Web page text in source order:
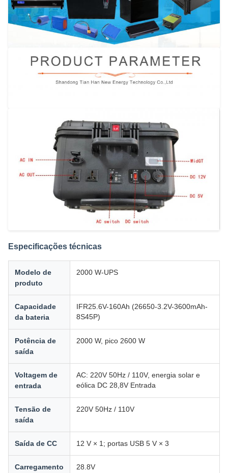
Especificações técnicas
Modelo de
produto
2000 W-UPS
Capacidade
da bateria
IFR25.6V-160Ah (26650-3.2V-3600mAh-
8S45P)
Potência de
saída
2000 W, pico 2600 W
Voltagem de
entrada
AC: 220V 50Hz / 110V, energia solar e
eólica DC 28,8V Entrada
Tensão de
saída
220V 50Hz / 110V
Saída de CC 12 V × 1; portas USB 5 V × 3
Carregamento
28.8V